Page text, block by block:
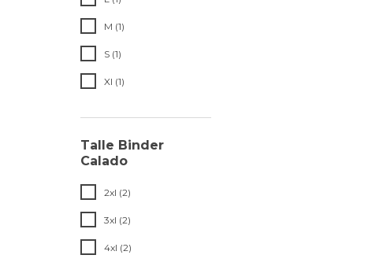
M (1)
S (1)
Xl (1)
Talle Binder
Calado
2xl (2)
3xl (2)
4xl (2)